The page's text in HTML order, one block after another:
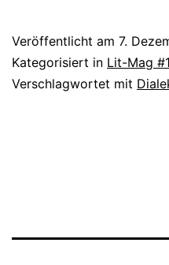
Veröffentlicht am 7.
Kategorisiert in Lit-Mag
Verschlagwortet mit